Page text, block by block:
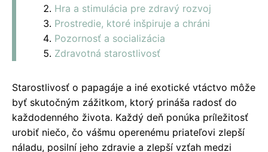
Hra a stimulácia pre zdravý rozvoj
Prostredie, ktoré inšpiruje a chráni
Pozornosť a socializácia
Zdravotná starostlivosť
Starostlivosť o papagáje a iné exotické vtáctvo môže
byť skutočným zážitkom, ktorý prináša radosť do
každodenného života. Každý deň ponúka príležitosť
urobiť niečo, čo vášmu operenému priateľovi zlepší
náladu, posilní jeho zdravie a zlepší vzťah medzi